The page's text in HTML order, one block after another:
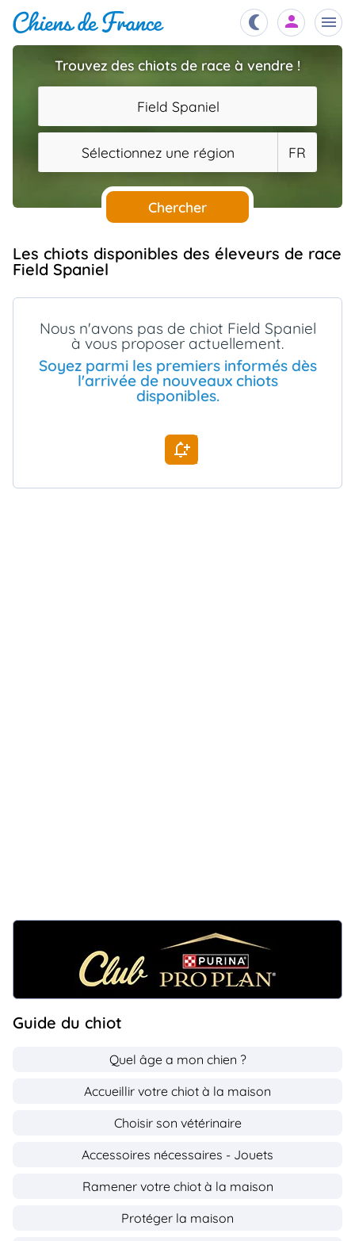
Chiots
Éleveurs
Étalons
Services
Assurances
Trouvez des chiots de race à vendre !
Field Spaniel
Sélectionnez une région FR
Chercher
Les chiots disponibles des éleveurs de race
Field Spaniel
Nous n'avons pas de chiot Field Spaniel
à vous proposer actuellement.
Soyez parmi les premiers informés dès
l'arrivée de nouveaux chiots
disponibles.
Guide du chiot
Quel âge a mon chien ?
Accueillir votre chiot à la maison
Choisir son vétérinaire
Accessoires nécessaires - Jouets
Ramener votre chiot à la maison
Protéger la maison